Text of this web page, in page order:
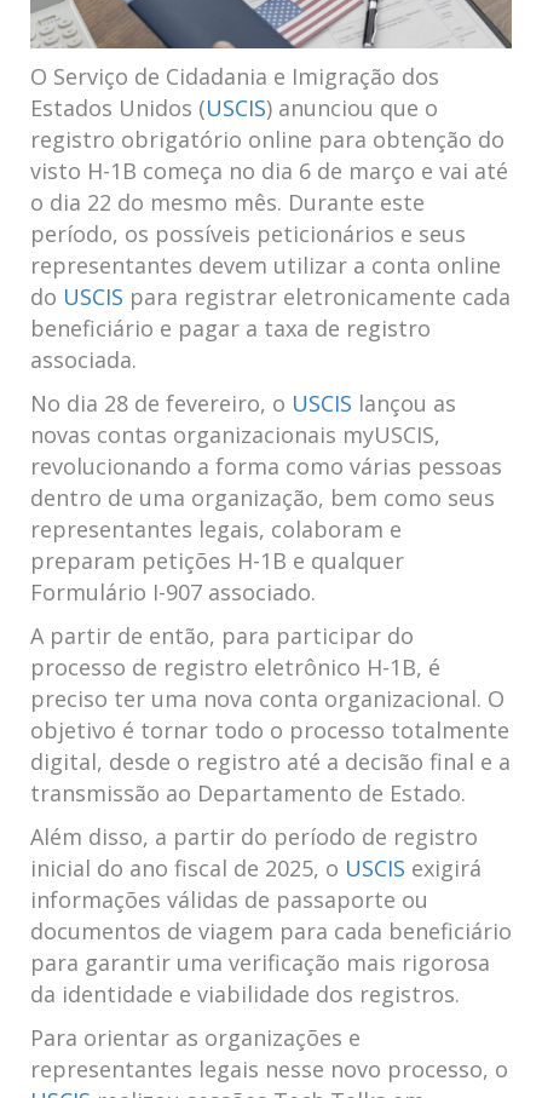
O Serviço de Cidadania e Imigração dos
Estados Unidos (USCIS) anunciou que o
registro obrigatório online para obtenção do
visto H-1B começa no dia 6 de março e vai até
o dia 22 do mesmo mês. Durante este
período, os possíveis peticionários e seus
representantes devem utilizar a conta online
do USCIS para registrar eletronicamente cada
beneficiário e pagar a taxa de registro
associada.
No dia 28 de fevereiro, o USCIS lançou as
novas contas organizacionais myUSCIS,
revolucionando a forma como várias pessoas
dentro de uma organização, bem como seus
representantes legais, colaboram e
preparam petições H-1B e qualquer
Formulário I-907 associado.
A partir de então, para participar do
processo de registro eletrônico H-1B, é
preciso ter uma nova conta organizacional. O
objetivo é tornar todo o processo totalmente
digital, desde o registro até a decisão final e a
transmissão ao Departamento de Estado.
Além disso, a partir do período de registro
inicial do ano fiscal de 2025, o USCIS exigirá
informações válidas de passaporte ou
documentos de viagem para cada beneficiário
para garantir uma verificação mais rigorosa
da identidade e viabilidade dos registros.
Para orientar as organizações e
representantes legais nesse novo processo, o